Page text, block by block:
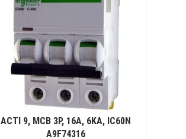
ACTI 9, MCB 3P, 16A, 6KA, IC60N
A9F74316